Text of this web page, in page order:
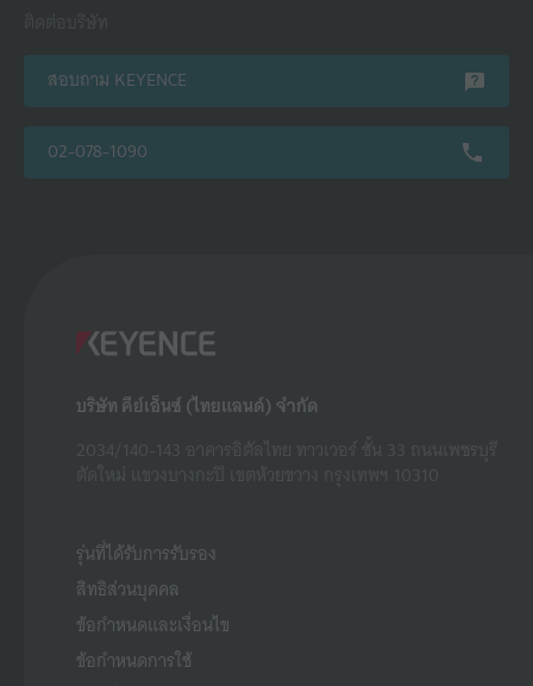
สอบถาม KEYENCE
02-078-1090
บริษัท คีย์เอ็นซ์ (ไทยแลนด์) จำกัด
รุ่นที่ได้รับการรับรอง
สิทธิส่วนบุคคล
ข้อกำหนดและเงื่อนไข
ข้อกำหนดการใช้